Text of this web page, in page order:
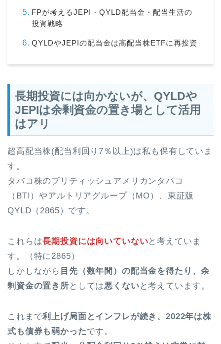
FPが考えるJEPI・QYLD配当金・配当生活の
投資戦略
QYLDやJEPIの配当金は高配当株ETFに再投資
長期投資には向かないが、QYLDや
JEPIは余剰資金の置き場として活用
はアリ
超高配当株(配当利回り7％以上)は私も保有していま
す。
タバコ株のブリティッシュアメリカンタバコ
（BTI）やアルトリアグループ（MO）、東証版
QYLD（2865）です。
これらは長期投資には向いていないと考えていま
す。（特に2865）
しかしながら 目先（数年間）の配当金を得たり、余
剰資金の置き所 としては悪くない と考えています。
これまで利上げ局面とインフレが続き、2022年は株
式も債券も弱かったです。